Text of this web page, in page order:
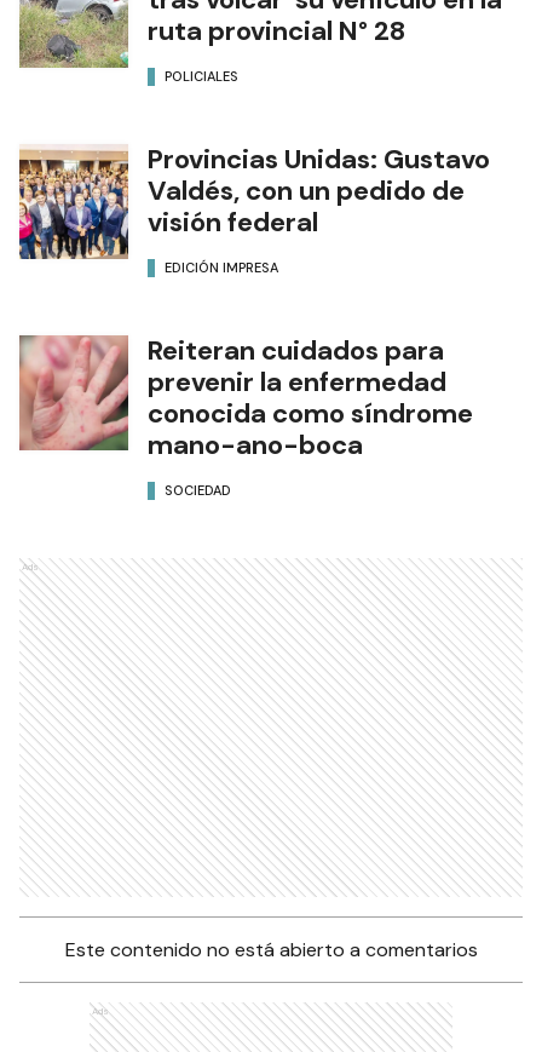
Un efectivo policial falleció
tras volcar su vehículo en la
ruta provincial N° 28
Provincias Unidas: Gustavo
Valdés, con un pedido de
visión federal
Reiteran cuidados para
prevenir la enfermedad
conocida como síndrome
mano-ano-boca
Ads
Este contenido no está abierto a comentarios